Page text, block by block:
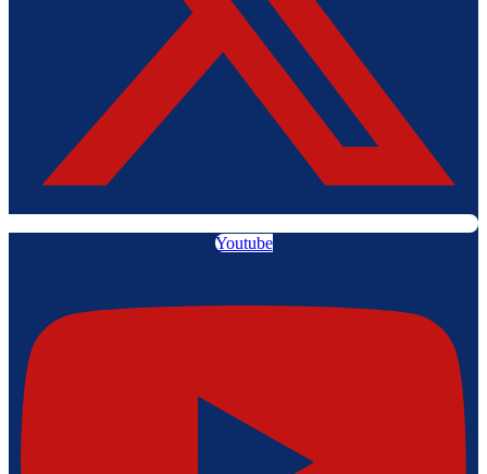
Youtube